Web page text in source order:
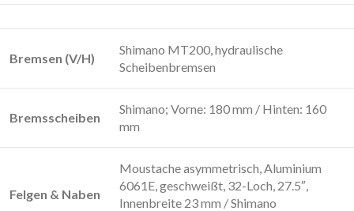
Bremsen (V/H)
Shimano MT200, hydraulische
Scheibenbremsen
Bremsscheiben
Shimano; Vorne: 180 mm / Hinten: 160
mm
Felgen & Naben
Moustache asymmetrisch, Aluminium
6061E, geschweißt, 32-Loch, 27.5″,
Innenbreite 23 mm / Shimano